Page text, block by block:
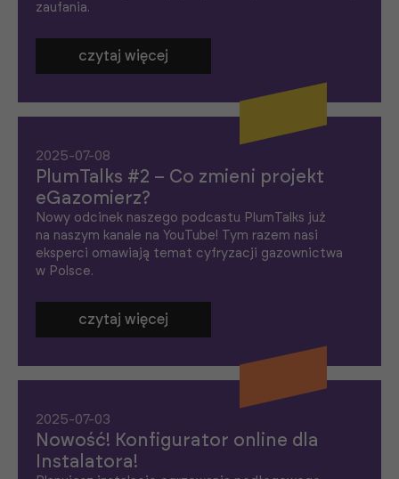
zaufania.
czytaj więcej
2025-07-08
PlumTalks #2 – Co zmieni projekt
eGazomierz?
Nowy odcinek naszego podcastu PlumTalks już
na naszym kanale na YouTube! Tym razem nasi
eksperci omawiają temat cyfryzacji gazownictwa
w Polsce.
czytaj więcej
2025-07-03
Nowość! Konfigurator online dla
Instalatora!